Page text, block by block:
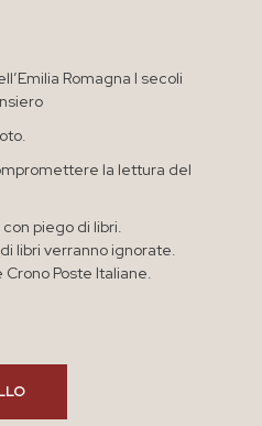
Romagna I secoli
la lettura del
piego di libri.
libri verranno ignorate.
Poste Italiane.